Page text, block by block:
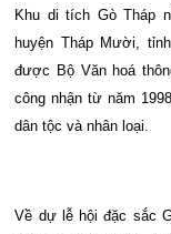
Khu di tích Gò Tháp
huyện Tháp Mười,
được Bộ Văn hoá
công nhận từ năm
dân tộc và nhân loại.
Về dự lễ hội đặc sắc